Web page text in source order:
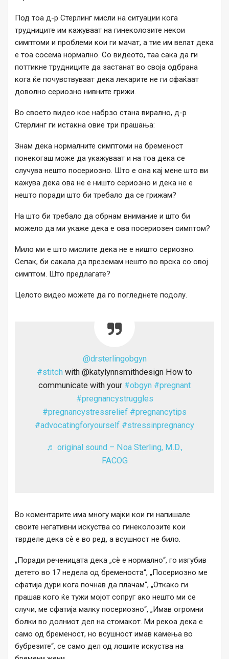
Под тоа д-р Стерлинг мисли на ситуации кога
трудниците им кажуваат на гинеколозите некои
симптоми и проблеми кои ги мачат, а тие им велат дека
е тоа сосема нормално. Со видеото, таа сака да ги
поттикне трудниците да застанат во своја одбрана
кога ќе почувствуваат дека лекарите не ги сфаќаат
доволно сериозно нивните грижи.
Во своето видео кое набрзо стана вирално, д-р
Стерлинг ги истакна овие три прашања:
Знам дека нормалните симптоми на бременост
понекогаш може да укажуваат и на тоа дека се
случува нешто посериозно. Што е она кај мене што ви
кажува дека ова не е ништо сериозно и дека не е
нешто поради што би требало да се грижам?
На што би требало да обрнам внимание и што би
можело да ми укаже дека е ова посериозен симптом?
Мило ми е што мислите дека не е ништо сериозно.
Сепак, би сакала да преземам нешто во врска со овој
симптом. Што предлагате?
Целото видео можете да го погледнете подолу.
@drsterlingobgyn
#stitch with @katylynnsmithdesign How to
communicate with your #obgyn #pregnant
#pregnancystruggles
#pregnancystressrelief #pregnancytips
#advocatingforyourself #stressinpregnancy
♬ original sound – Noa Sterling, M.D.,
FACOG
Во коментарите има многу мајки кои ги напишале
своите негативни искуства со гинеколозите кои
тврделе дека сѐ е во ред, а всушност не било.
„Поради реченицата дека „сѐ е нормално“, го изгубив
детето во 17 недела од бременоста“, „Посериозно ме
сфатија дури кога почнав да плачам“, „Откако ги
прашав кого ќе тужи мојот сопруг ако нешто ми се
случи, ме сфатија малку посериозно“, „Имав огромни
болки во долниот дел на стомакот. Ми рекоа дека е
само од бременост, но всушност имав камења во
бубрезите“, се само дел од лошите искуства на